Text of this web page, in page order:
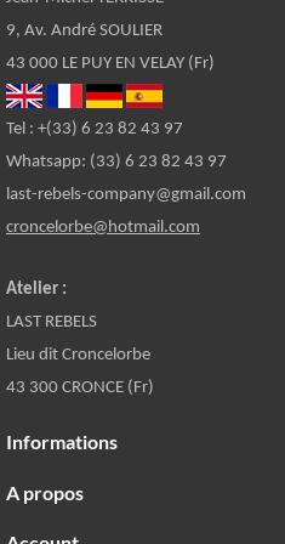
9, Av. André SOULIER
43 000 LE PUY EN VELAY (Fr)
Tel : +(33) 6 23 82 43 97
Whatsapp: (33) 6 23 82 43 97
last-rebels-company@gmail.com
croncelorbe@hotmail.com
Atelier :
LAST REBELS
Lieu dit Croncelorbe
43 300 CRONCE (Fr)
Informations
A propos